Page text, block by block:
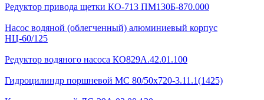
Редуктор привода щетки КО-713 ПМ130Б-870.000
Насос водяной (облегченный) алюминиевый корпус
НЦ-60/125
Редуктор водяного насоса КО829А.42.01.100
Гидроцилиндр поршневой МС 80/50х720-3.11.1(1425)